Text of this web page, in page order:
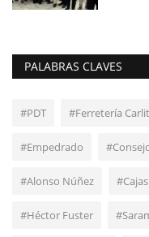
PALABRAS CLAVES
#PDT #Ferretería
#Empedrado
#Alonso Núñez
#Héctor Fuster